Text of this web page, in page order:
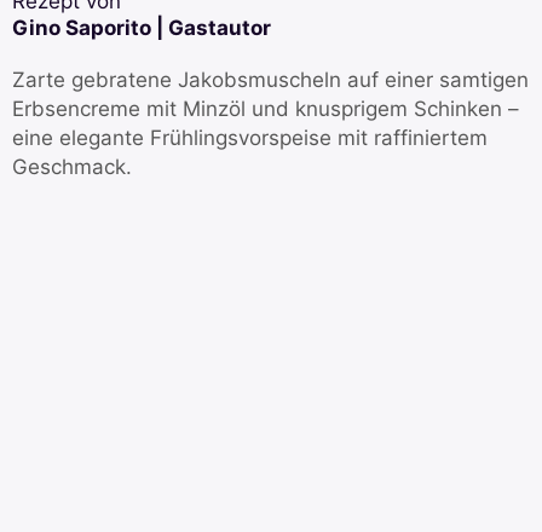
Gino Saporito | Gastautor
Zarte gebratene Jakobsmuscheln auf einer samtigen
Erbsencreme mit Minzöl und knusprigem Schinken –
eine elegante Frühlingsvorspeise mit raffiniertem
Geschmack.